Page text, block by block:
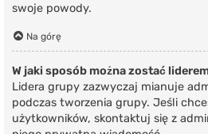
swoje powody.
Na górę
W jaki sposób można zostać
Lidera grupy zazwyczaj mianuje
podczas tworzenia grupy. Jeśli
użytkowników, skontaktuj się z